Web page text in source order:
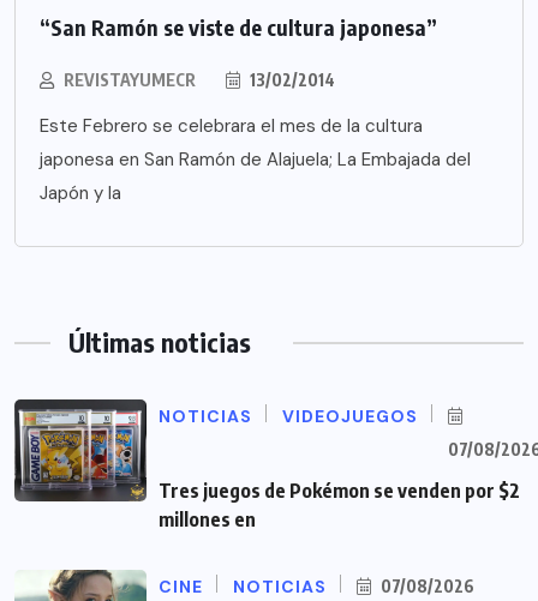
“San Ramón se viste de cultura japonesa”
REVISTAYUMECR 13/02/2014
Este Febrero se celebrara el mes de la cultura
japonesa en San Ramón de Alajuela; La Embajada del
Japón y la
Últimas noticias
NOTICIAS VIDEOJUEGOS
07/08/
Tres juegos de Pokémon se venden por $2
millones en
CINE NOTICIAS 07/08/2026